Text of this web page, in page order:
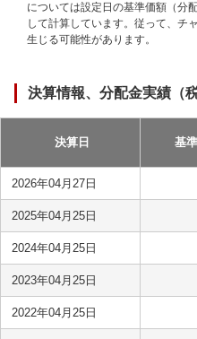
については設定日の基準価額（分
して計算しています。従って、チ
生じる可能性があります。
決算情報、分配金実績（税
決算日 基
2026年04月27日
2025年04月25日
2024年04月25日
2023年04月25日
2022年04月25日